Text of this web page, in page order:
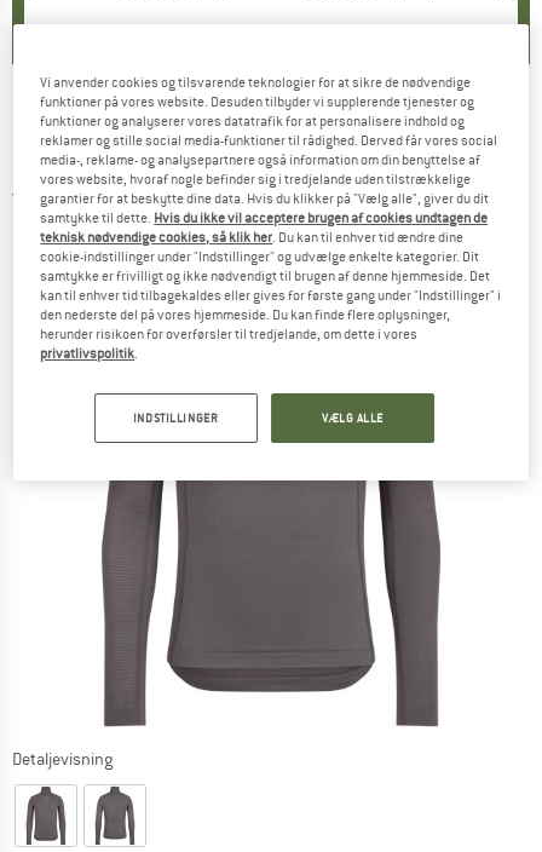
RAPHA -Thermal Base Layer -
Cykelundertrøje
5,0(1)
Detaljevisning
Vi anvender cookies og tilsvarende teknologier for at sikre de nødvendige
funktioner på vores website. Desuden tilbyder vi supplerende tjenester og
funktioner og analyserer vores datatrafik for at personalisere indhold og
reklamer og stille social media-funktioner til rådighed. Derved får vores social
media-, reklame- og analysepartnere også information om din benyttelse af
vores website, hvoraf nogle befinder sig i tredjelande uden tilstrækkelige
garantier for at beskytte dine data. Hvis du klikker på "Vælg alle", giver du dit
samtykke til dette. Hvis du ikke vil acceptere brugen af cookies undtagen de
teknisk nødvendige cookies, så klik her. Du kan til enhver tid ændre dine
cookie-indstillinger under "Indstillinger" og udvælge enkelte kategorier. Dit
samtykke er frivilligt og ikke nødvendigt til brugen af denne hjemmeside. Det
kan til enhver tid tilbagekaldes eller gives for første gang under "Indstillinger" i
den nederste del på vores hjemmeside. Du kan finde flere oplysninger,
herunder risikoen for overførsler til tredjelande, om dette i vores
privatlivspolitik.
INDSTILLINGER VÆLG ALLE